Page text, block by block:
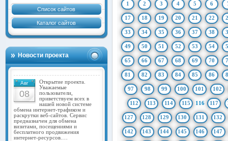
Список сайтов
Каталог сайтов
Новости проекта
Авг
08
Открытие проекта.
Уважаемые
пользователи,
приветствуем всех в
нашей новой системе
обмена интернет-трафиком и
раскрутки веб-сайтов. Сервис
предназначен для обмена
визитами, посещениями и
бесплатного продвижения
интернет-ресурсов.…
1 2 3 4 5 6
17 18 19 20 21 22
33 34 35 36 37 38
49 50 51 52 53 54
65 66 67 68 69 70
81 82 83 84 85 86
97 98 99 100 101 102
112 113 114 115 116 117
127 128 129 130 131 132
142 143 144 145 146 147